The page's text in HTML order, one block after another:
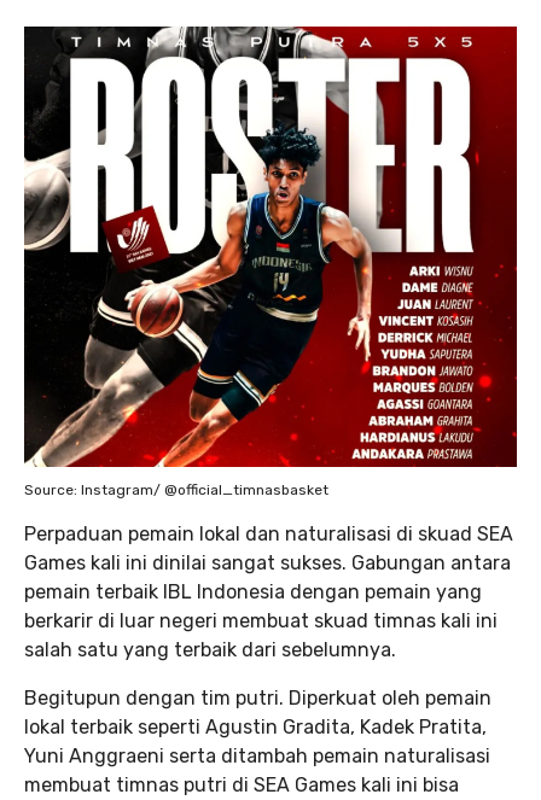
Source: Instagram/ @official_timnasbasket
Perpaduan pemain lokal dan naturalisasi di skuad SEA
Games kali ini dinilai sangat sukses. Gabungan antara
pemain terbaik IBL Indonesia dengan pemain yang
berkarir di luar negeri membuat skuad timnas kali ini
salah satu yang terbaik dari sebelumnya.
Begitupun dengan tim putri. Diperkuat oleh pemain
lokal terbaik seperti Agustin Gradita, Kadek Pratita,
Yuni Anggraeni serta ditambah pemain naturalisasi
membuat timnas putri di SEA Games kali ini bisa